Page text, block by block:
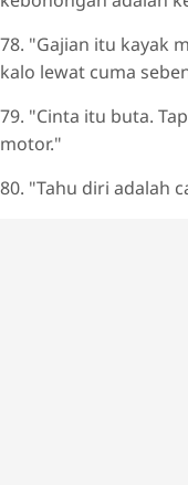
78. "Gajian itu kayak
kalo lewat cuma
79. "Cinta itu buta.
motor."
80. "Tahu diri adalah